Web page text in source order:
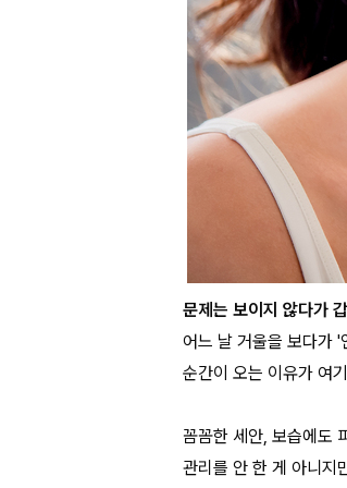
문제는 보이지 않다가
어느 날 거울을 보다가 '
순간이 오는 이유가 여
꼼꼼한 세안, 보습에도
관리를 안 한 게 아니지